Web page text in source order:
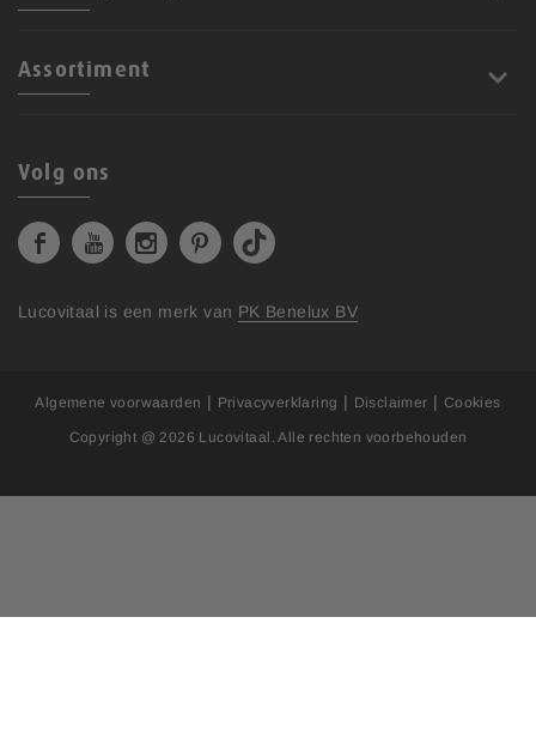
Assortiment
Volg ons
Lucovitaal is een merk van PK Benelux BV
Copyright @ 2026 Lucovitaal . Alle rechten voorbehouden
Algemene voorwaarden | Privacyverklaring | Disclaimer | Cookies